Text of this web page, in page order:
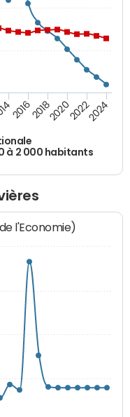
à 2 000 habitants
20162018202020222024
l'Economie)